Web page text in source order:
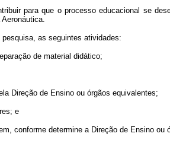
para que o processo educacional se
as seguintes atividades:
de material didático;
Direção de Ensino ou órgãos equivalentes;
e
conforme determine a Direção de Ensino ou